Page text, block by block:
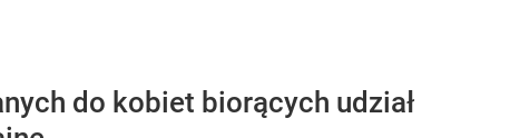
do kobiet biorących udział